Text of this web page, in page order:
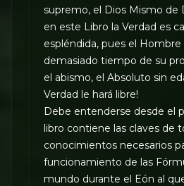
supremo, el Dios Mismo de
en este Libro la Verdad es
espléndida, pues el Hombre
demasiado tiempo de su
el abismo, el Absoluto sin
Verdad le hará libre!
Debe entenderse desde el
libro contiene las claves de
conocimientos necesarios
funcionamiento de las
mundo durante el Eón al